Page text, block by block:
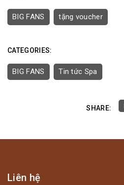
BIG FANS tặng voucher
CATEGORIES:
BIG FANS Tin tức Spa
SHARE:
Liên hệ